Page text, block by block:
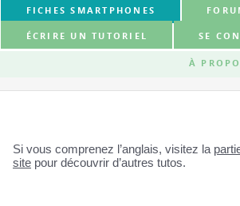
FICHES SMARTPHONES
ÉCRIRE UN TUTORIEL SE
À
Si vous comprenez l’anglais, visitez la
site pour découvrir d’autres tutos.